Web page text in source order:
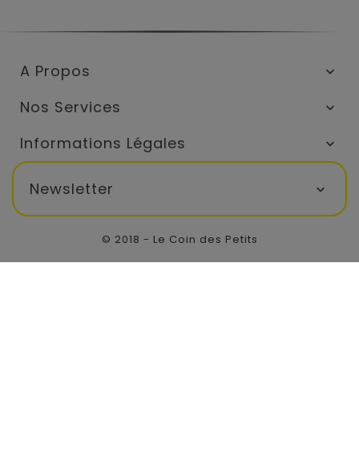
A Propos 
Nos Services 
Informations Légales 
Newsletter 
© 2018 - Le Coin des Petits